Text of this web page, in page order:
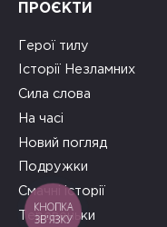
ПРОЄКТИ
Герої тилу
Історії Незламних
Сила слова
На часі
Новий погляд
Подружки
Смачні історії
Теревеньки
КНОПКА
ЗВ'ЯЗКУ